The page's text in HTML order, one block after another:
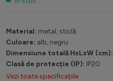
Material: metal, sticlă
Culoare: alb, negru
Dimensiune totală HxLxW (cm):
Clasă de protecție (IP): IP20
Vezi toate specificațiile